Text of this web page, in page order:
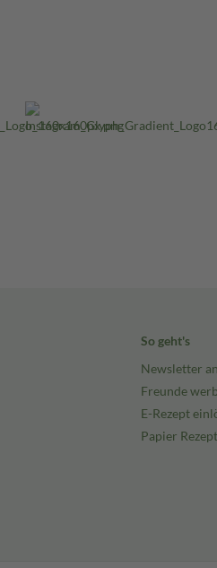
So geht's
Newsletter
Freunde
E-Rezept
Papier